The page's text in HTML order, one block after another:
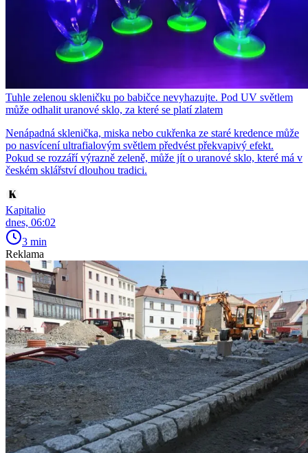
Tuhle zelenou skleničku po babičce nevyhazujte. Pod UV světlem
může odhalit uranové sklo, za které se platí zlatem
Nenápadná sklenička, miska nebo cukřenka ze staré kredence může
po nasvícení ultrafialovým světlem předvést překvapivý efekt.
Pokud se rozzáří výrazně zeleně, může jít o uranové sklo, které má v
českém sklářství dlouhou tradici.
Kapitalio
dnes, 06:02
3 min
Reklama